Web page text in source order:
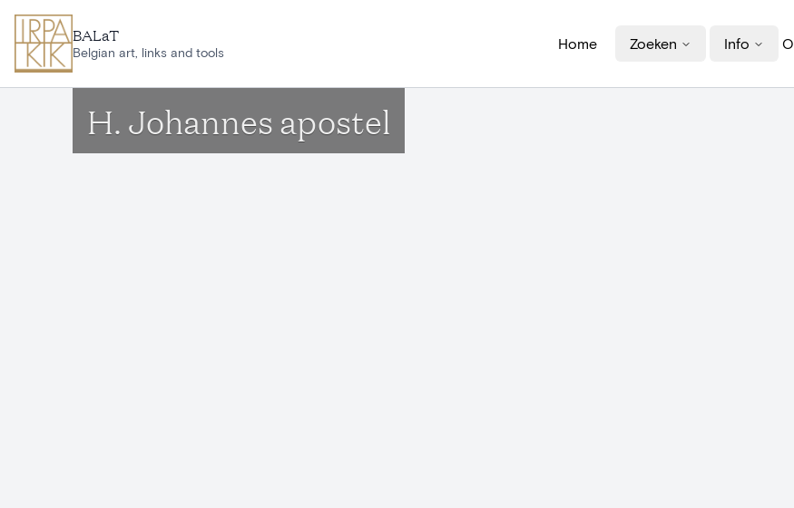
BALaT
Belgian art, links and tools
Home Zoeken Info
H. Johannes apostel